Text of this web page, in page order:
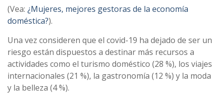
(Vea: ¿Mujeres, mejores gestoras de la economía
doméstica?).
Una vez consideren que el covid-19 ha dejado de ser un
riesgo están dispuestos a destinar más recursos a
actividades como el turismo doméstico (28 %), los viajes
internacionales (21 %), la gastronomía (12 %) y la moda
y la belleza (4 %).